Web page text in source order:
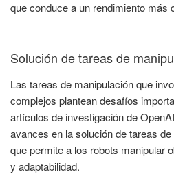
que conduce a un rendimiento más
Solución de tareas de
Las tareas de manipulación que
complejos plantean desafíos
artículos de investigación de
avances en la solución de tareas
que permite a los robots manipular
y adaptabilidad.